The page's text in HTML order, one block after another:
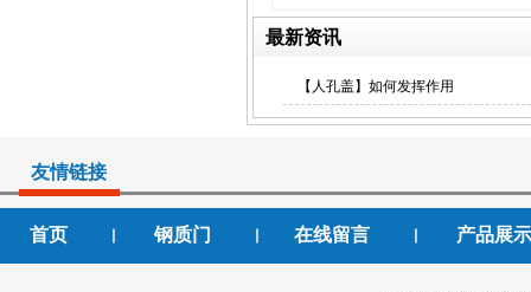
最新资讯
【人孔盖】如何发挥作用
友情链接
首页 钢质门 在线留言 产品展示